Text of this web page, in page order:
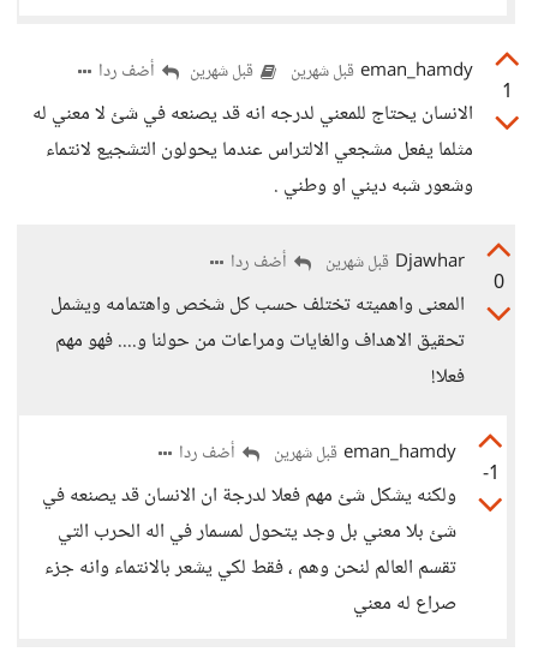
1
eman_hamdy قبل شهرين قبل شهرين أضف ردا
الانسان يحتاج للمعني لدرجه انه قد يصنعه في شئ لا معني له
مثلما يفعل مشجعي الالتراس عندما يحولون التشجيع لانتماء
وشعور شبه ديني او وطني .
0
Djawhar قبل شهرين أضف ردا
المعنى واهميته تختلف حسب كل شخص واهتمامه ويشمل
تحقيق الاهداف والغايات ومراعات من حولنا و.... فهو مهم
فعلا!
-1
eman_hamdy قبل شهرين أضف ردا
ولكنه يشكل شئ مهم فعلا لدرجة ان الانسان قد يصنعه في
شئ بلا معني بل وجد يتحول لمسمار في اله الحرب التي
تقسم العالم لنحن وهم ، فقط لكي يشعر بالانتماء وانه جزء
صراع له معني